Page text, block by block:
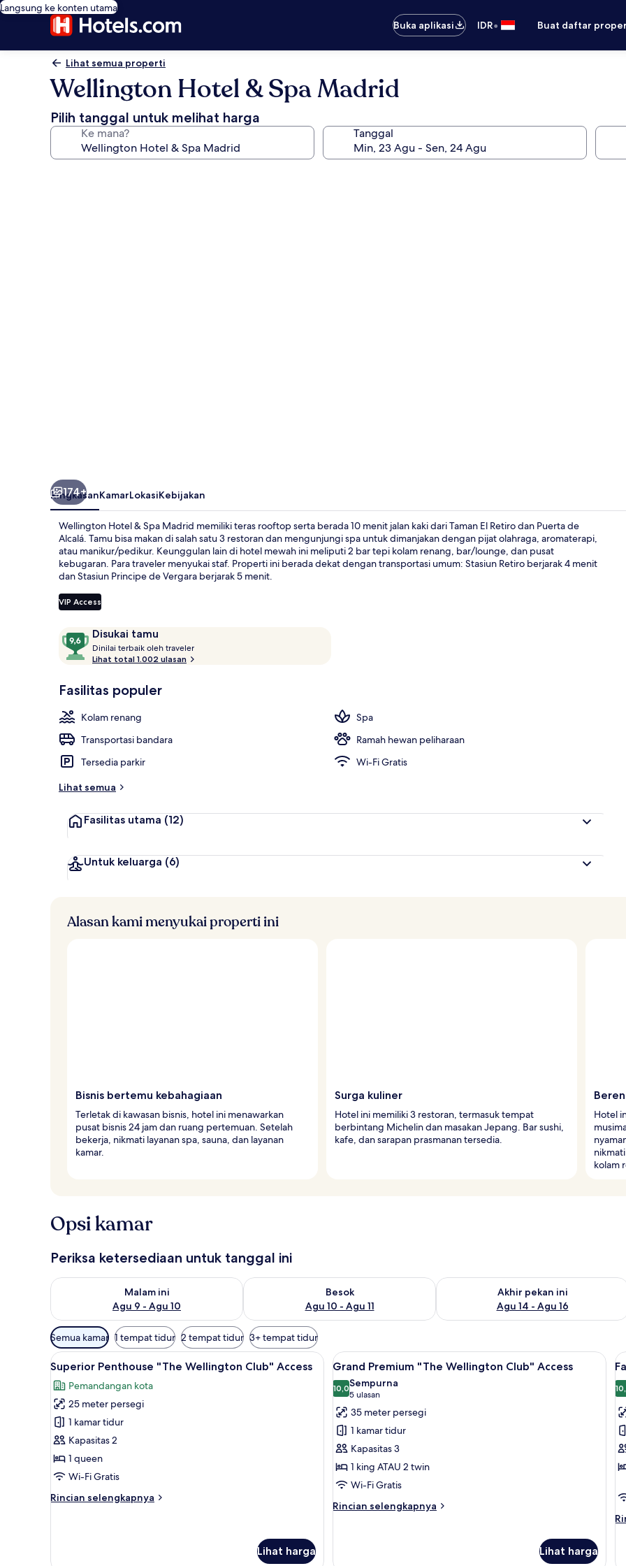
Langsung ke konten utama
Buka aplikasi
IDR• Buat daftar
Lihat semua properti
Wellington Hotel & Spa Madrid
Pilih tanggal untuk melihat harga
Ke mana? Tanggal
Sarapan
174+
RingkasanKamarLokasiKebijakan
Wellington Hotel & Spa Madrid memiliki teras rooftop serta berada 10 menit jalan kaki dari Taman El Retiro dan Puerta de
Alcalá. Tamu bisa makan di salah satu 3 restoran dan mengunjungi spa untuk dimanjakan dengan pijat olahraga, aromaterapi,
atau manikur/pedikur. Keunggulan lain di hotel mewah ini meliputi 2 bar tepi kolam renang, bar/lounge, dan pusat
kebugaran. Para traveler menyukai staf. Properti ini berada dekat dengan transportasi umum: Stasiun Retiro berjarak 4 menit
dan Stasiun Principe de Vergara berjarak 5 menit.
VIP Access
Ulasan Disukai tamu
9,6
dari
10,
tamu
Dinilai terbaik oleh traveler
i
r
Lihat total 1.002 ulasan
Fasilitas populer
Kolam renang
Spa
Transportasi bandara
Ramah hewan peliharaan
Tersedia parkir
Wi-Fi Gratis
Lihat semua
Fasilitas utama (12)
Untuk keluarga (6)
Alasan kami menyukai properti ini
Bisnis bertemu kebahagiaan
Terletak di kawasan bisnis, hotel ini menawarkan
pusat bisnis 24 jam dan ruang pertemuan. Setelah
bekerja, nikmati layanan spa, sauna, dan layanan
kamar.
Surga kuliner
Hotel ini memiliki 3 restoran, termasuk tempat
berbintang Michelin dan masakan Jepang. Bar sushi,
kafe, dan sarapan prasmanan tersedia.
Hotel
kolam
Opsi kamar
Periksa ketersediaan untuk tanggal ini
Malam ini
Agu 9 - Agu 10
Periksa ketersediaan untuk malam ini Agu 9 - Agu 10
Besok
Agu 10 - Agu 11
Periksa ketersediaan untuk besok Agu 10 - Agu 11
Akhir pekan ini
Agu 14 - Agu 16
Periksa ketersediaan untuk akhir
Filter
tersedia
untuk
kamar
Semua kamar 1 tempat tidur 2 tempat tidur 3+ tempat tidur
Lihat
semua
foto
untuk
Superior
Penthouse
"The
Wellington
Access
Superior Penthouse "The Wellington Club" Access | Seprai premium, minibar, brankas, dan meja kerja
9
Superior Penthouse "The Wellington Club" Access
Pemandangan kota
25 meter persegi
1 kamar tidur
Kapasitas 2
1 queen
Wi-Fi Gratis
Rincian selengkapnya
Rincian
Lihat harga
Lihat
semua
foto
untuk
Grand
Premium
"The
Wellington
Club"
Access
Seprai premium, minibar, brankas, dan
4
Grand Premium "The Wellington Club" Access
10,010,0 dari 10
Sempurna
5 ulasan
(5
ulasan)
35 meter persegi
1 kamar tidur
Kapasitas 3
1 king ATAU 2 twin
Wi-Fi Gratis
Rincian selengkapnya
Rincian
Lihat harga